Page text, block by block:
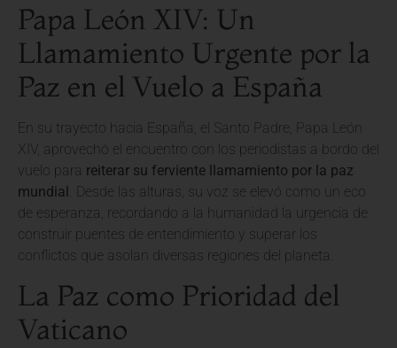
Papa León XIV: Un
Llamamiento Urgente por la
Paz en el Vuelo a España
En su trayecto hacia España, el Santo Padre, Papa León
XIV, aprovechó el encuentro con los periodistas a bordo del
vuelo para reiterar su ferviente llamamiento por la paz
mundial . Desde las alturas, su voz se elevó como un eco
de esperanza, recordando a la humanidad la urgencia de
construir puentes de entendimiento y superar los
conflictos que asolan diversas regiones del planeta.
La Paz como Prioridad del
Vaticano